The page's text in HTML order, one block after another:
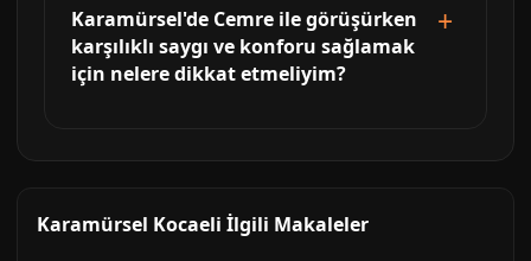
Karamürsel'de Cemre ile görüşürken
karşılıklı saygı ve konforu sağlamak
için nelere dikkat etmeliyim?
Karamürsel Kocaeli İlgili Makaleler